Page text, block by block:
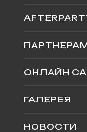
ОНЛАЙН
ГАЛЕРЕЯ
НОВОСТИ